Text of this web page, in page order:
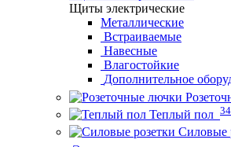
Щиты электрические
Металлические
Встраиваемые
Навесные
Влагостойкие
Дополнительное
Теплый пол 34
Силовые